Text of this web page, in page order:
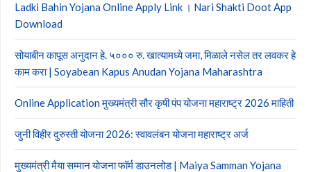
Ladki Bahin Yojana Online Apply Link । Nari Shakti Doot App
Download
सोयाबीन कापूस अनुदान हे. ५००० रु. खात्यामध्ये जमा, मिळाले नसेल तर लवकर हे
काम करा | Soyabean Kapus Anudan Yojana Maharashtra
Online Application मुख्यमंत्री सौर कृषी पंप योजना महाराष्ट्र 2026 माहिती
जुनी विहीर दुरुस्ती योजना 2026: स्वावलंबन योजना महाराष्ट्र अर्ज
मुख्यमंत्री मैया सम्मान योजना फॉर्म डाउनलोड | Maiya Samman Yojana